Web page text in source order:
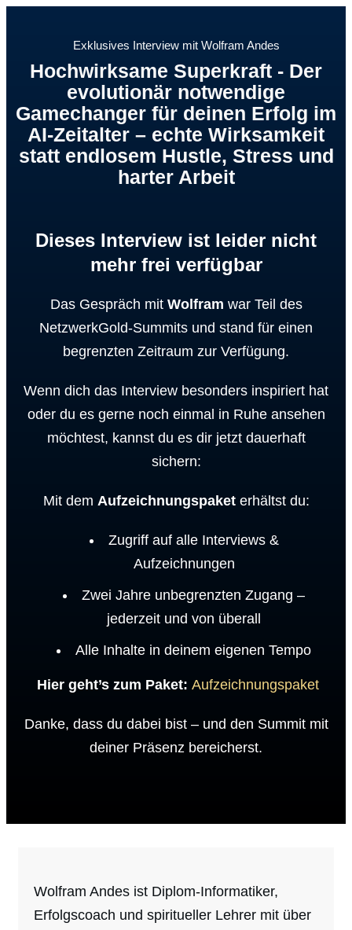
Exklusives Interview mit Wolfram Andes
Hochwirksame Superkraft - Der
evolutionär notwendige
Gamechanger für deinen Erfolg im
AI-Zeitalter – echte Wirksamkeit
statt endlosem Hustle, Stress und
harter Arbeit
Dieses Interview ist leider nicht
mehr frei verfügbar
Das Gespräch mit Wolfram war Teil des
NetzwerkGold-Summits und stand für einen
begrenzten Zeitraum zur Verfügung.
Wenn dich das Interview besonders inspiriert hat
oder du es gerne noch einmal in Ruhe ansehen
möchtest, kannst du es dir jetzt dauerhaft
sichern:
Mit dem Aufzeichnungspaketerhältst du:
Zugriff auf alle Interviews &
Aufzeichnungen
Zwei Jahre unbegrenzten Zugang –
jederzeit und von überall
Alle Inhalte in deinem eigenen Tempo
Hier geht’s zum Paket: Aufzeichnungspaket
Danke, dass du dabei bist – und den Summit mit
deiner Präsenz bereicherst.
Wolfram Andes ist Diplom-Informatiker,
Erfolgscoach und spiritueller Lehrer mit über